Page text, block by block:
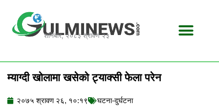
content
शनिबार, २०८३ श्रावण २३
म्याग्दी खोलामा खसेको ट्याक्सी फेला परेन
२०७५ श्रावण २६, १०:१९ घटना-दुर्घटना